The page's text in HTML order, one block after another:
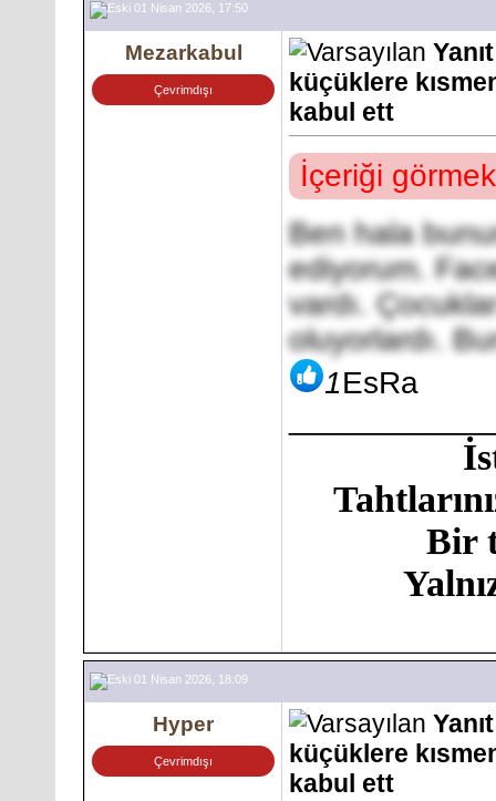
01 Nisan 2026, 17:50
Mezarkabul
Çevrimdışı
küçüklere
kabul ett
İçeriği
Ben hala
ediyorum.
vardı.
oluyorlardı.
1EsRa
Bir
01 Nisan 2026, 18:09
Hyper
Çevrimdışı
küçüklere
kabul ett